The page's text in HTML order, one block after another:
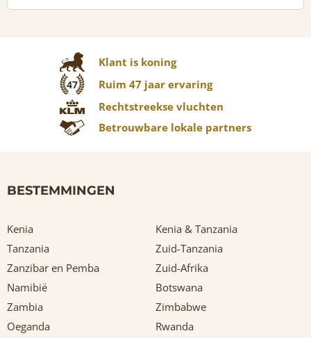
Klant is koning
47
Ruim 47 jaar ervaring
Rechtstreekse vluchten
Betrouwbare lokale partners
BESTEMMINGEN
Kenia
Kenia & Tanzania
Tanzania
Zuid-Tanzania
Zanzibar en Pemba
Zuid-Afrika
Namibië
Botswana
Zambia
Zimbabwe
Oeganda
Rwanda